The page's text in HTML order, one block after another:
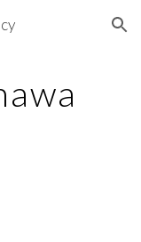
Skip to navigation